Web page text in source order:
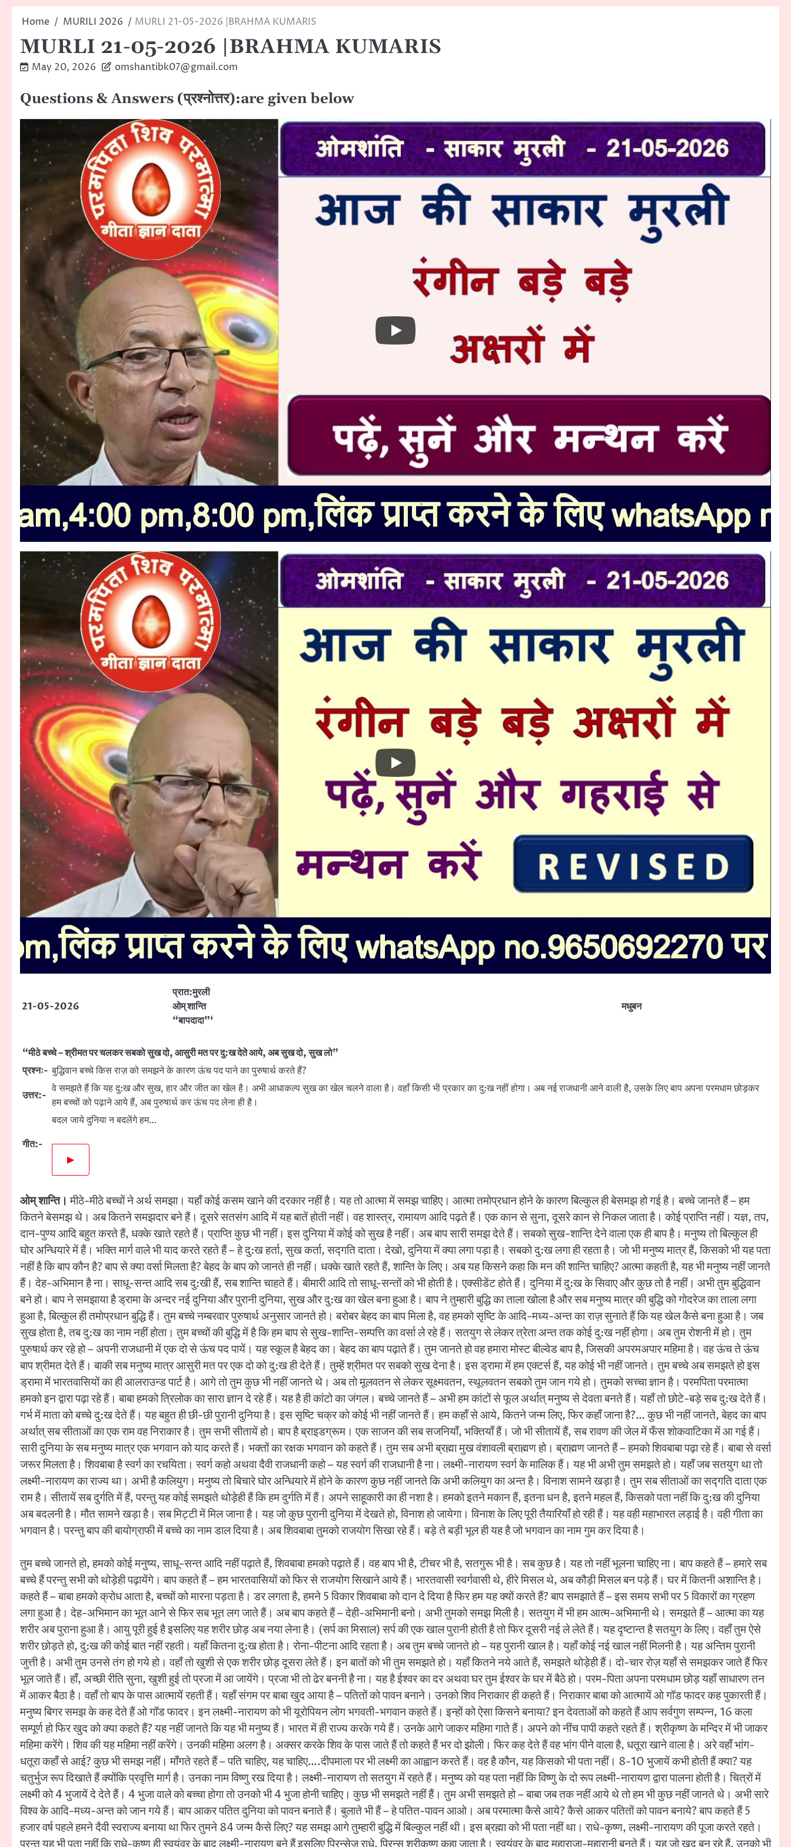
Home MURILI 2026 MURLI 21-05-2026 |BRAHMA KUMARIS
MURLI 21-05-2026 |BRAHMA KUMARIS
May 20, 2026 omshantibk07@gmail.com
Questions & Answers (प्रश्नोत्तर):are given below
21-05-2026
प्रात:मुरली
ओम् शान्ति
“बापदादा”‘
मधुबन
“मीठे बच्चे – श्रीमत पर चलकर सबको सुख दो, आसुरी मत पर दु:ख देते आये, अब सुख दो, सुख लो”
प्रश्नः- बुद्धिवान बच्चे किस राज़ को समझने के कारण ऊंच पद पाने का पुरुषार्थ करते हैं?
उत्तर:-
वे समझते हैं कि यह दु:ख और सुख, हार और जीत का खेल है। अभी आधाकल्प सुख का खेल चलने वाला है। वहाँ किसी भी प्रकार का दु:ख नहीं होगा। अब नई राजधानी आने वाली है, उसके लिए बाप अपना परमधाम छोड़कर
हम बच्चों को पढ़ाने आये हैं, अब पुरुषार्थ कर ऊंच पद लेना ही है।
गीत:-
बदल जाये दुनिया न बदलेंगे हम…
▶
ओम् शान्ति। मीठे-मीठे बच्चों ने अर्थ समझा। यहाँ कोई कसम खाने की दरकार नहीं है। यह तो आत्मा में समझ चाहिए। आत्मा तमोप्रधान होने के कारण बिल्कुल ही बेसमझ हो गई है। बच्चे जानते हैं – हम
कितने बेसमझ थे। अब कितने समझदार बने हैं। दूसरे सतसंग आदि में यह बातें होती नहीं। वह शास्त्र, रामायण आदि पढ़ते हैं। एक कान से सुना, दूसरे कान से निकल जाता है। कोई प्राप्ति नहीं। यज्ञ, तप,
दान-पुण्य आदि बहुत करते हैं, धक्के खाते रहते हैं। प्राप्ति कुछ भी नहीं। इस दुनिया में कोई को सुख है नहीं। अब बाप सारी समझ देते हैं। सबको सुख-शान्ति देने वाला एक ही बाप है। मनुष्य तो बिल्कुल ही
घोर अन्धियारे में हैं। भक्ति मार्ग वाले भी याद करते रहते हैं – हे दु:ख हर्ता, सुख कर्ता, सद्गति दाता। देखो, दुनिया में क्या लगा पड़ा है। सबको दु:ख लगा ही रहता है। जो भी मनुष्य मात्र हैं, किसको भी यह पता
नहीं है कि बाप कौन है? बाप से क्या वर्सा मिलता है? बेहद के बाप को जानते ही नहीं। धक्के खाते रहते हैं, शान्ति के लिए। अब यह किसने कहा कि मन की शान्ति चाहिए? आत्मा कहती है, यह भी मनुष्य नहीं जानते
हैं। देह-अभिमान है ना। साधू-सन्त आदि सब दु:खी हैं, सब शान्ति चाहते हैं। बीमारी आदि तो साधू-सन्तों को भी होती है। एक्सीडेंट होते हैं। दुनिया में दु:ख के सिवाए और कुछ तो है नहीं। अभी तुम बुद्धिवान
बने हो। बाप ने समझाया है ड्रामा के अन्दर नई दुनिया और पुरानी दुनिया, सुख और दु:ख का खेल बना हुआ है। बाप ने तुम्हारी बुद्धि का ताला खोला है और सब मनुष्य मात्र की बुद्धि को गोदरेज का ताला लगा
हुआ है, बिल्कुल ही तमोप्रधान बुद्धि हैं। तुम बच्चे नम्बरवार पुरुषार्थ अनुसार जानते हो। बरोबर बेहद का बाप मिला है, वह हमको सृष्टि के आदि-मध्य-अन्त का राज़ सुनाते हैं कि यह खेल कैसे बना हुआ है। जब
सुख होता है, तब दु:ख का नाम नहीं होता। तुम बच्चों की बुद्धि में है कि हम बाप से सुख-शान्ति-सम्पत्ति का वर्सा ले रहे हैं। सतयुग से लेकर त्रेता अन्त तक कोई दु:ख नहीं होगा। अब तुम रोशनी में हो। तुम
पुरुषार्थ कर रहे हो – अपनी राजधानी में एक दो से ऊंच पद पायें। यह स्कूल है बेहद का। बेहद का बाप पढ़ाते हैं। तुम जानते हो वह हमारा मोस्ट बील्वेड बाप है, जिसकी अपरमअपार महिमा है। वह ऊंच ते ऊंच
बाप श्रीमत देते हैं। बाकी सब मनुष्य मात्र आसुरी मत पर एक दो को दु:ख ही देते हैं। तुम्हें श्रीमत पर सबको सुख देना है। इस ड्रामा में हम एक्टर्स हैं, यह कोई भी नहीं जानते। तुम बच्चे अब समझते हो इस
ड्रामा में भारतवासियों का ही आलराउन्ड पार्ट है। आगे तो तुम कुछ भी नहीं जानते थे। अब तो मूलवतन से लेकर सूक्ष्मवतन, स्थूलवतन सबको तुम जान गये हो। तुमको सच्चा ज्ञान है। परमपिता परमात्मा
हमको इन द्वारा पढ़ा रहे हैं। बाबा हमको त्रिलोक का सारा ज्ञान दे रहे हैं। यह है ही कांटो का जंगल। बच्चे जानते हैं – अभी हम कांटों से फूल अर्थात् मनुष्य से देवता बनते हैं। यहाँ तो छोटे-बड़े सब दु:ख देते हैं।
गर्भ में माता को बच्चे दु:ख देते हैं। यह बहुत ही छी-छी पुरानी दुनिया है। इस सृष्टि चक्र को कोई भी नहीं जानते हैं। हम कहाँ से आये, कितने जन्म लिए, फिर कहाँ जाना है?… कुछ भी नहीं जानते, बेहद का बाप
अर्थात् सब सीताओं का एक राम वह निराकार है। तुम सभी सीतायें हो। बाप है ब्राइडग्रूम। एक साजन की सब सजनियाँ, भक्तियाँ हैं। जो भी सीतायें हैं, सब रावण की जेल में फँस शोकवाटिका में आ गई हैं।
सारी दुनिया के सब मनुष्य मात्र एक भगवान को याद करते हैं। भक्तों का रक्षक भगवान को कहते हैं। तुम सब अभी ब्रह्मा मुख वंशावली ब्राह्मण हो। ब्राह्मण जानते हैं – हमको शिवबाबा पढ़ा रहे हैं। बाबा से वर्सा
जरूर मिलता है। शिवबाबा है स्वर्ग का रचयिता। स्वर्ग कहो अथवा दैवी राजधानी कहो – यह स्वर्ग की राजधानी है ना। लक्ष्मी-नारायण स्वर्ग के मालिक हैं। यह भी अभी तुम समझते हो। यहाँ जब सतयुग था तो
लक्ष्मी-नारायण का राज्य था। अभी है कलियुग। मनुष्य तो बिचारे घोर अन्धियारे में होने के कारण कुछ नहीं जानते कि अभी कलियुग का अन्त है। विनाश सामने खड़ा है। तुम सब सीताओं का सद्गति दाता एक
राम है। सीतायें सब दुर्गति में हैं, परन्तु यह कोई समझते थोड़ेही हैं कि हम दुर्गति में हैं। अपने साहूकारी का ही नशा है। हमको इतने मकान हैं, इतना धन है, इतने महल हैं, किसको पता नहीं कि दु:ख की दुनिया
अब बदलनी है। मौत सामने खड़ा है। सब मिट्टी में मिल जाना है। यह जो कुछ पुरानी दुनिया में देखते हो, विनाश हो जायेगा। विनाश के लिए पूरी तैयारियाँ हो रही हैं। यह वही महाभारत लड़ाई है। वही गीता का
भगवान है। परन्तु बाप की बायोग्राफी में बच्चे का नाम डाल दिया है। अब शिवबाबा तुमको राजयोग सिखा रहे हैं। बड़े ते बड़ी भूल ही यह है जो भगवान का नाम गुम कर दिया है।
तुम बच्चे जानते हो, हमको कोई मनुष्य, साधू-सन्त आदि नहीं पढ़ाते हैं, शिवबाबा हमको पढ़ाते हैं। वह बाप भी है, टीचर भी है, सतगुरू भी है। सब कुछ है। यह तो नहीं भूलना चाहिए ना। बाप कहते हैं – हमारे सब
बच्चे हैं परन्तु सभी को थोड़ेही पढ़ायेंगे। बाप कहते हैं – हम भारतवासियों को फिर से राजयोग सिखाने आये हैं। भारतवासी स्वर्गवासी थे, हीरे मिसल थे, अब कौड़ी मिसल बन पड़े हैं। घर में कितनी अशान्ति है।
कहते हैं – बाबा हमको क्रोध आता है, बच्चों को मारना पड़ता है। डर लगता है, हमने 5 विकार शिवबाबा को दान दे दिया है फिर हम यह क्यों करते हैं? बाप समझाते हैं – इस समय सभी पर 5 विकारों का ग्रहण
लगा हुआ है। देह-अभिमान का भूत आने से फिर सब भूत लग जाते हैं। अब बाप कहते हैं – देही-अभिमानी बनो। अभी तुमको समझ मिली है। सतयुग में भी हम आत्म-अभिमानी थे। समझते हैं – आत्मा का यह
शरीर अब पुराना हुआ है। आयु पूरी हुई है इसलिए यह शरीर छोड़ अब नया लेना है। (सर्प का मिसाल) सर्प की एक खाल पुरानी होती है तो फिर दूसरी नई ले लेते हैं। यह दृष्टान्त है सतयुग के लिए। वहाँ तुम ऐसे
शरीर छोड़ते हो, दु:ख की कोई बात नहीं रहती। यहाँ कितना दु:ख होता है। रोना-पीटना आदि रहता है। अब तुम बच्चे जानते हो – यह पुरानी खाल है। यहाँ कोई नई खाल नहीं मिलनी है। यह अन्तिम पुरानी
जुत्ती है। अभी तुम उनसे तंग हो गये हो। वहाँ तो खुशी से एक शरीर छोड़ दूसरा लेते हैं। इन बातों को भी तुम समझते हो। यहाँ कितने नये आते हैं, समझते थोड़ेही हैं। दो-चार रोज़ यहाँ से समझकर जाते हैं फिर
भूल जाते हैं। हाँ, अच्छी रीति सुना, खुशी हुई तो प्रजा में आ जायेंगे। प्रजा भी तो ढेर बननी है ना। यह है ईश्वर का दर अथवा घर तुम ईश्वर के घर में बैठे हो। परम-पिता अपना परमधाम छोड़ यहाँ साधारण तन
में आकर बैठा है। वहाँ तो बाप के पास आत्मायें रहती हैं। यहाँ संगम पर बाबा खुद आया है – पतितों को पावन बनाने। उनको शिव निराकार ही कहते हैं। निराकार बाबा को आत्मायें ओ गॉड फादर कह पुकारती हैं।
मनुष्य बिगर समझ के कह देते हैं ओ गॉड फादर। इन लक्ष्मी-नारायण को भी यूरोपियन लोग भगवती-भगवान कहते हैं। इन्हों को ऐसा किसने बनाया? इन देवताओं को कहते हैं आप सर्वगुण सम्पन्न, 16 कला
सम्पूर्ण हो फिर खुद को क्या कहते हैं? यह नहीं जानते कि यह भी मनुष्य हैं। भारत में ही राज्य करके गये हैं। उनके आगे जाकर महिमा गाते हैं। अपने को नींच पापी कहते रहते हैं। श्रीकृष्ण के मन्दिर में भी जाकर
महिमा करेंगे। शिव की यह महिमा नहीं करेंगे। उनकी महिमा अलग है। अक्सर करके शिव के पास जाते हैं तो कहते हैं भर दो झोली। फिर कह देते हैं वह भांग पीने वाला है, धतूरा खाने वाला है। अरे वहाँ भांग-
धतूरा कहाँ से आई? कुछ भी समझ नहीं। माँगते रहते हैं – पति चाहिए, यह चाहिए….दीपमाला पर भी लक्ष्मी का आह्वान करते हैं। वह है कौन, यह किसको भी पता नहीं। 8-10 भुजायें कभी होती हैं क्या? यह
चतुर्भुज रूप दिखाते हैं क्योंकि प्रवृत्ति मार्ग है। उनका नाम विष्णु रख दिया है। लक्ष्मी-नारायण तो सतयुग में रहते हैं। मनुष्य को यह पता नहीं कि विष्णु के दो रूप लक्ष्मी-नारायण द्वारा पालना होती है। चित्रों में
लक्ष्मी को 4 भुजायें दे देते हैं। 4 भुजा वाले को बच्चा होगा तो उनको भी 4 भुजा होनी चाहिए। कुछ भी समझते नहीं हैं। तुम अभी समझते हो – बाबा जब तक नहीं आये थे तो हम भी कुछ नहीं जानते थे। अभी सारे
विश्व के आदि-मध्य-अन्त को जान गये हैं। बाप आकर पतित दुनिया को पावन बनाते हैं। बुलाते भी हैं – हे पतित-पावन आओ। अब परमात्मा कैसे आये? कैसे आकर पतितों को पावन बनाये? बाप कहते हैं 5
हजार वर्ष पहले हमने दैवी स्वराज्य बनाया था फिर तुमने 84 जन्म कैसे लिए? यह समझ आगे तुम्हारी बुद्धि में बिल्कुल नहीं थी। इस ब्रह्मा को भी पता नहीं था। राधे-कृष्ण, लक्ष्मी-नारायण की पूजा करते रहते।